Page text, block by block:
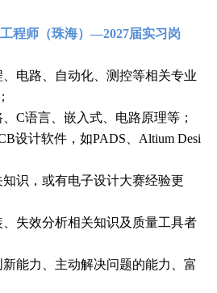
程师（珠海）—2027届实习岗
电路、自动化、测控等相关专业
C语言、嵌入式、电路原理等；
设计软件，如PADS、Altium Desi
识，或有电子设计大赛经验更
失效分析相关知识及质量工具者
能力、主动解决问题的能力、富